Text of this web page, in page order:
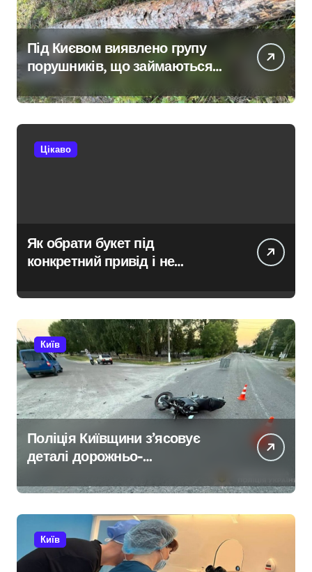
Під Києвом виявлено групу
порушників, що займаються
незаконною вирубкою лісу
Цікаво
Як обрати букет під
конкретний привід і не
Київ
Поліція Київщини з’ясовує
деталі дорожньо-
Щербаки за участю двох
неповнолітніх постраждалих
Київ